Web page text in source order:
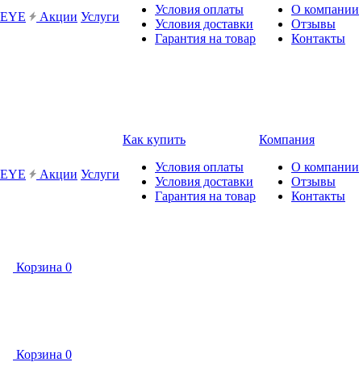
Акции Услуги
Условия оплаты
Условия доставки
Гарантия на товар
О компании
Отзывы
Контакты
Акции Услуги
Как купить
Условия оплаты
Условия доставки
Гарантия на товар
Компания
О компании
Отзывы
Контакты
Корзина 0
Корзина 0